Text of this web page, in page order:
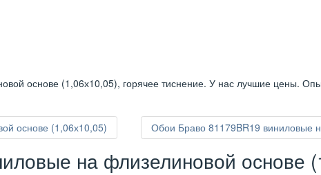
основе (1,06х10,05), горячее тиснение. У нас лучшие цены.
основе (1,06х10,05) Обои Браво 81179BR19 виниловые
на флизелиновой основе